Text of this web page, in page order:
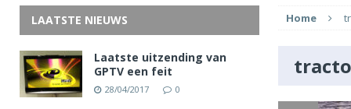
Home
LAATSTE NIEUWS
Laatste uitzending van
GPTV een feit
28/04/2017 0